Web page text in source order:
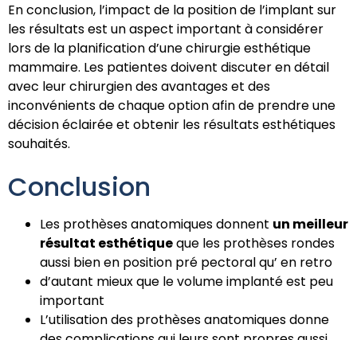
En conclusion, l’impact de la position de l’implant sur
les résultats est un aspect important à considérer
lors de la planification d’une chirurgie esthétique
mammaire. Les patientes doivent discuter en détail
avec leur chirurgien des avantages et des
inconvénients de chaque option afin de prendre une
décision éclairée et obtenir les résultats esthétiques
souhaités.
Conclusion
Les prothèses anatomiques donnent un meilleur
résultat esthétiqueque les prothèses rondes
aussi bien en position pré pectoral qu’ en retro
d’autant mieux que le volume implanté est peu
important
L’utilisation des prothèses anatomiques donne